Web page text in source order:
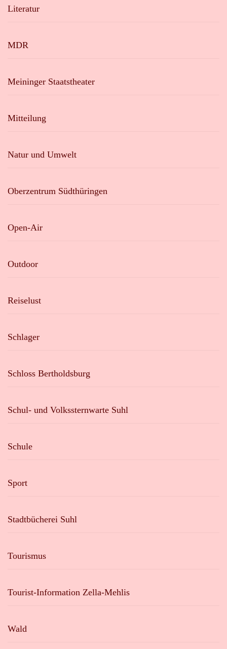
Literatur
MDR
Meininger Staatstheater
Mitteilung
Natur und Umwelt
Oberzentrum Südthüringen
Open-Air
Outdoor
Reiselust
Schlager
Schloss Bertholdsburg
Schul- und Volkssternwarte Suhl
Schule
Sport
Stadtbücherei Suhl
Tourismus
Tourist-Information Zella-Mehlis
Wald